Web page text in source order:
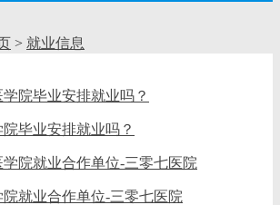
> 就业信息
毕业安排就业吗？
就业合作单位-三零七医院